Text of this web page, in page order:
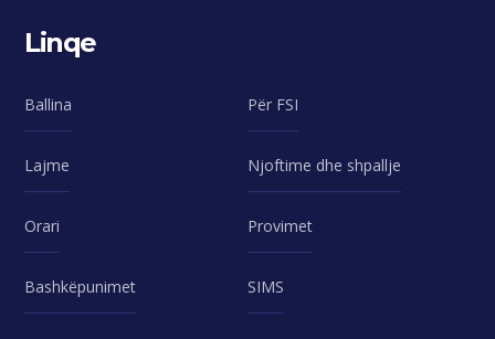
Linqe
Ballina Për FSI
Lajme Njoftime dhe shpallje
Orari Provimet
Bashkëpunimet SIMS